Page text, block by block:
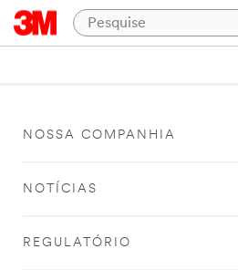
NOSSA COMPANHIA
NOTÍCIAS
REGULATÓRIO